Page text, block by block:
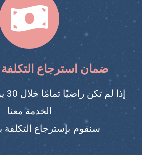
ضمان استرجاع التكلفة ذو 30
الخدمة معنا
سنقوم بإسترجاع التكلفة